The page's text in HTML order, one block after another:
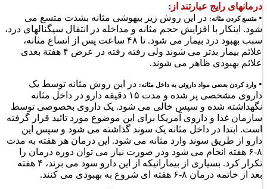
درمانهای رایج عبارتند از:
• متسع کردن مثانه: در این روش زیر بیهوشی مثانه بشدت متسع می
شود. اینکار با افزایش حجم مثانه و مداخله در انتقال سیگنالهای درد،
سبب بهبود درد بیمار می شود. تا ۴۸ ساعت پس از اتساع مثانه،
علائم بیمار بدتر می شوند ولی رفته رفته در عرض ۴ هفتة بعدی
علائم بهبودی ظاهر می شوند.
• وارد کردن بعضی مواد داروئی به داخل مثانه: در این روش مثانه توسط یک
داروی مشخصی پر شده و مدت ۱۵ دقیقه دارو در داخل مثانه
نگهداشته شده و سپس خالی می شود. یک داروی بخصوصی توسط
سازمان غذا و داروی آمریکا برای این موضوع مورد تائید قرار گرفته
است. ابتدا در داخل مثانه یک سوند گذاشته می شود و سپس این
دارو از طریق سوند وارد مثانه می شود. این درمان هر هفته به مدت
۸-۶ هفته انجام می شود ودر صورت نیاز می توان دوره درمان را
تکرار کرد. بسیاری از بیمارانیکه از این دارو سود می برند، ۴ هفته
بعد از خاتمه درمان ۸-۶ هفته ای شروع به بهبودی می کنند.